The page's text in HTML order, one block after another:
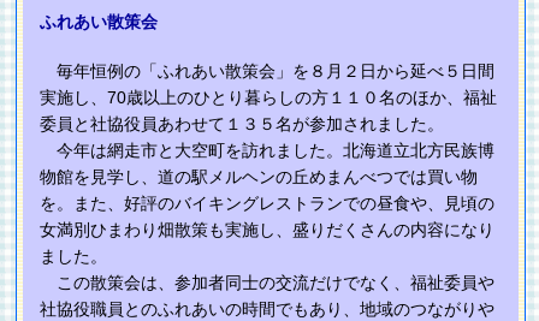
ふれあい散策会
毎年恒例の「ふれあい散策会」を８月２日から延べ５日間
実施し、70歳以上のひとり暮らしの方１１０名のほか、福祉
委員と社協役員あわせて１３５名が参加されました。
今年は網走市と大空町を訪れました。北海道立北方民族博
物館を見学し、道の駅メルヘンの丘めまんべつでは買い物
を。また、好評のバイキングレストランでの昼食や、見頃の
女満別ひまわり畑散策も実施し、盛りだくさんの内容になり
ました。
この散策会は、参加者同士の交流だけでなく、福祉委員や
社協役職員とのふれあいの時間でもあり、地域のつながりや